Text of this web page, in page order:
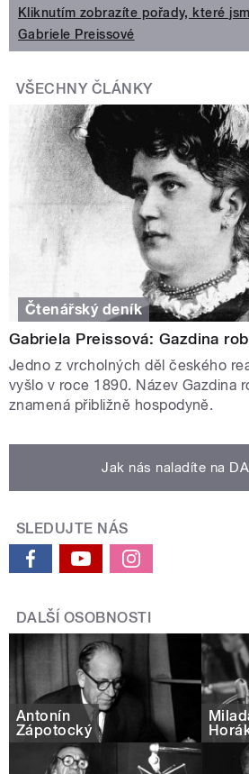
Kliknutím zobrazíte pořady, které
Gabriele Preissové
VŠECHNY ČLÁNKY
Čtenářský deník
Gabriela Preissová: Gazdina
Jedno z vrcholných děl českého
vyšlo v roce 1890. Název Gazdina
znamená přibližně hospodyně.
Jak nás naladíte na
SLEDUJTE NÁS
DALŠÍ OSOBNOSTI
Antonín
Zápotocký